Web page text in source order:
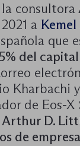
la
a
que
del capital
Kharbachi
de Eos-
Arthur D.
de empresa